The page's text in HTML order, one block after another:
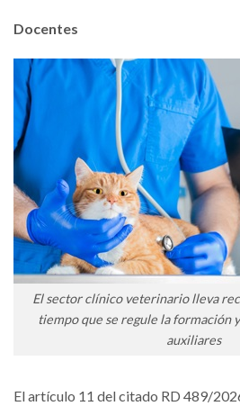
Docentes
El sector clínico veterinario lleva
tiempo que se regule la formación
auxiliares
El artículo 11 del citado RD 489/